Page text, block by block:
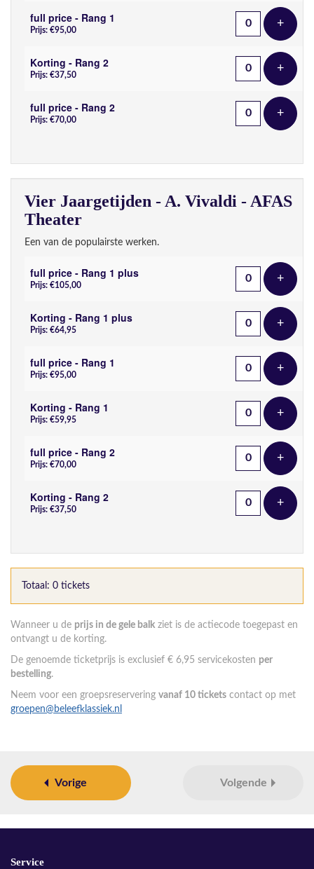
full price - Rang 1
Prijs: €95,00 +Voeg
Korting - Rang 2
Prijs: €37,50 +Voeg
full price - Rang 2
Prijs: €70,00 +Voeg
Vier Jaargetijden - A. Vivaldi - AFAS
Theater
Een van de populairste werken.
full price - Rang 1 plus
Prijs: €105,00 +Voeg
Korting - Rang 1 plus
Prijs: €64,95 +Voeg
full price - Rang 1
Prijs: €95,00 +Voeg
Korting - Rang 1
Prijs: €59,95 +Voeg
full price - Rang 2
Prijs: €70,00 +Voeg
Korting - Rang 2
Prijs: €37,50 +Voeg
Totaal: 0 tickets
Wanneer u de prijs in de gele balk ziet is de actiecode toegepast en
ontvangt u de korting.
De genoemde ticketprijs is exclusief € 6,95 servicekosten per
bestelling.
Neem voor een groepsreservering vanaf 10 tickets contact op met
groepen@beleefklassiek.nl
Vorige Volgende
Service